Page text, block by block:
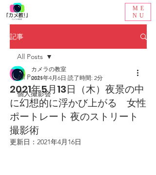
ME
NU
記事
All Posts
個人撮影会
All Posts
2021年5月13日（木）夜景の中
に幻想的に浮かび上がる 女性
ポートレート 夜のストリート
撮影術
カメラの教室
2021年4月6日 読了時間: 2分
更新日： 2021年4月16日